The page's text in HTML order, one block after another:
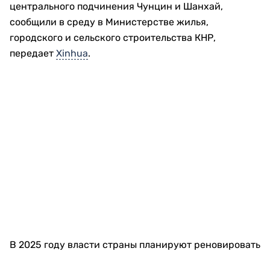
центрального подчинения Чунцин и Шанхай,
сообщили в среду в Министерстве жилья,
городского и сельского строительства КНР,
передает Xinhua.
В 2025 году власти страны планируют реновировать